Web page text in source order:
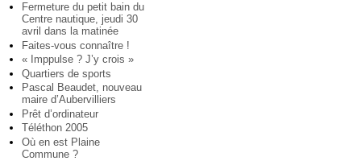
Fermeture du petit bain du
Centre nautique, jeudi 30
avril dans la matinée
Faites-vous connaître !
« Imppulse ? J’y crois »
Quartiers de sports
Pascal Beaudet, nouveau
maire d’Aubervilliers
Prêt d’ordinateur
Téléthon 2005
Où en est Plaine
Commune ?